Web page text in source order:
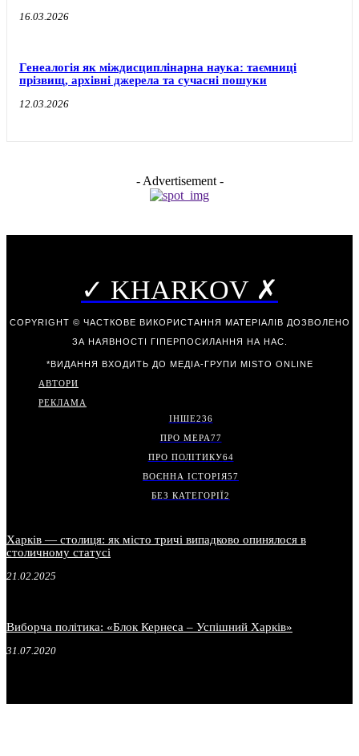
16.03.2026
Генеалогія як міждисциплінарна наука: таємниці
прізвищ, архівні джерела та сучасні пошуки
12.03.2026
- Advertisement -
✓ KHARKOV ✗
COPYRIGHT © ЧАСТКОВЕ ВИКОРИСТАННЯ МАТЕРІАЛІВ ДОЗВОЛЕНО
ЗА НАЯВНОСТІ ГІПЕРПОСИЛАННЯ НА НАС.
*ВИДАННЯ ВХОДИТЬ ДО МЕДІА-ГРУПИ MISTO ONLINE
АВТОРИ
РЕКЛАМА
ІНШЕ236
ПРО МЕРА77
ПРО ПОЛІТИКУ64
ВОЄННА ІСТОРІЯ57
БЕЗ КАТЕГОРІЇ2
Харків — столиця: як місто тричі випадково опинялося в
столичному статусі
21.02.2025
Виборча політика: «Блок Кернеса – Успішний Харків»
31.07.2020